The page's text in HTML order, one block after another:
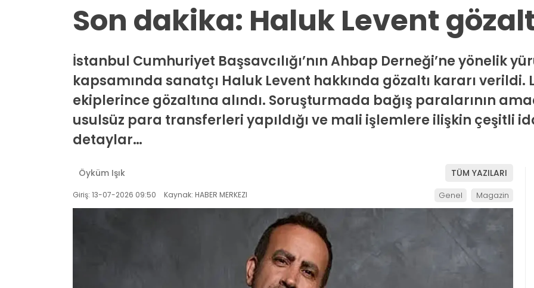
Son dakika: Haluk Levent
İstanbul Cumhuriyet Başsavcılığı’nın Ahbap Derneği’ne yönelik
kapsamında sanatçı Haluk Levent hakkında gözaltı kararı verildi.
ekiplerince gözaltına alındı. Soruşturmada bağış paralarının
usulsüz para transferleri yapıldığı ve mali işlemlere ilişkin çeşitli
detaylar…
Öyküm Işık TÜM YAZILARI
Giriş: 13-07-2026 09:50 Kaynak: HABER MERKEZI Genel Magazin